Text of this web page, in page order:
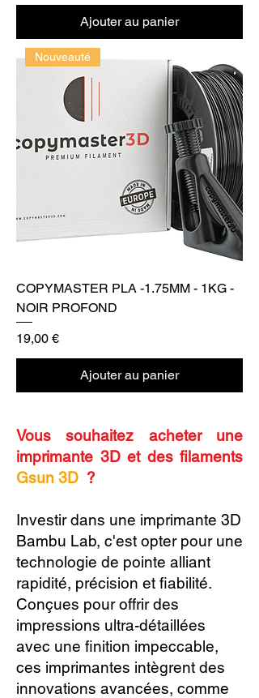
Ajouter au panier
Nouveauté
COPYMASTER PLA -1.75MM - 1KG -
NOIR PROFOND
Prix
19,00 €
Ajouter au panier
Vous souhaitez acheter une
imprimante 3D et des filaments
Gsun 3D ?
Investir dans une imprimante 3D
Bambu Lab, c'est opter pour une
technologie de pointe alliant
rapidité, précision et fiabilité.
Conçues pour offrir des
impressions ultra-détaillées
avec une finition impeccable,
ces imprimantes intègrent des
innovations avancées, comme